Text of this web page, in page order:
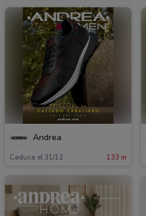
Andrea
Caduca el 31/12 133 m